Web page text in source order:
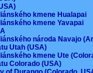
kmene Hualapai
kmene Yavapai
národa Navajo
Utah (USA)
kmene Ute
Colorado (USA)